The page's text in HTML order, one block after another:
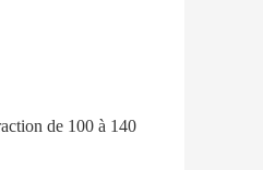
de 100 à 140